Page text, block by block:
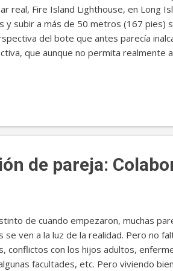
real, Fire Island Lighthouse, en Long
y subir a más de 50 metros (167 pies)
del bote que antes parecía
que aunque no permita realmente
te parezca inmanejable o
sobre tu perspectiva de la situación.
más arriba para una mejor perspectiva...
de pareja:
de cuando empezaron, muchas
se ven a la luz de la realidad. Pero no
conflictos con los hijos adultos,
facultades, etc. Pero viviendo